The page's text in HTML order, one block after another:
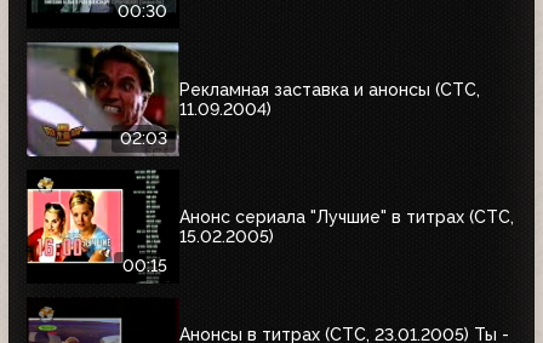
00:30
02:03
Рекламная заставка и анонсы (СТС,
11.09.2004)
00:15
Анонс сериала "Лучшие" в титрах (СТС,
15.02.2005)
Анонсы в титрах (СТС, 23.01.2005) Ты -